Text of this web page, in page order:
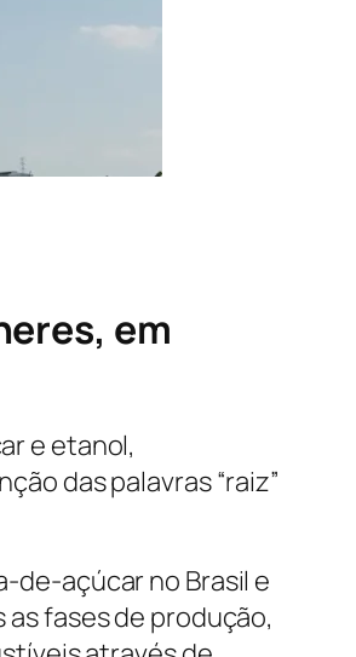
em
e etanol,
das palavras “raiz”
de-açúcar no Brasil e
fases de produção,